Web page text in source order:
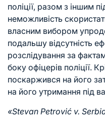
поліції, разом з іншим
неможливість
власним вибором
подальшу відсутність
розслідування за
боку офіцерів поліції.
поскаржився на його
на його утримання під
«Stevan Petrović v.